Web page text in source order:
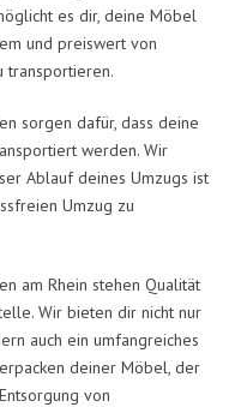
es dir, deine Möbel
und preiswert von
transportieren.
sorgen dafür, dass deine
werden. Wir
Ablauf deines Umzugs ist
Umzug zu
am Rhein stehen Qualität
Wir bieten dir nicht nur
auch ein umfangreiches
deiner Möbel, der
von